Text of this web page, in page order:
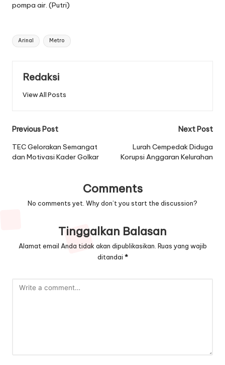
pompa air. (Putri)
Tags:
Arinal Metro
Redaksi
View All Posts
Post
navigation
Previous Post
TEC Gelorakan Semangat
dan Motivasi Kader Golkar
Next Post
Lurah Cempedak Diduga
Korupsi Anggaran Kelurahan
Comments
No comments yet. Why don’t you start the discussion?
Tinggalkan Balasan
Alamat email Anda tidak akan dipublikasikan. Ruas yang wajib
ditandai *